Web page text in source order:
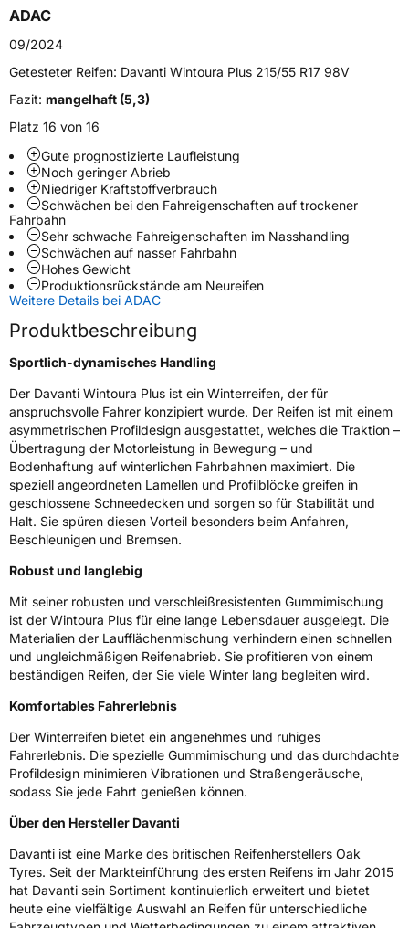
Fahrzeugtyp
Verwendung
ModellnameWintoura Plus
FahrzeugartPKW & SUV
Weitere Eigenschaften
SchlauchtypTL
Zustand Neureifen
M+SJa
EU Label
Effizienz
NasshaftungC
Rollgeräusch (Klasse) B
Rollgeräusch (dB) 71
FahrzeugklasseC1
3PMSF / Schneeflockensymbol / Alpine-SymbolJa
EPREL ID525330
Allgemeine Produktsicherheit (GPSR)
CS Amsterdam Netherlands, info@davanti-
tyres.com
ADAC
09/2024
Getesteter Reifen: Davanti Wintoura Plus 215/55 R17 98V
Fazit: mangelhaft (5,3)
Platz 16 von 16
Gute prognostizierte Laufleistung
Noch geringer Abrieb
Niedriger Kraftstoffverbrauch
Schwächen bei den Fahreigenschaften auf trockener
Fahrbahn
Sehr schwache Fahreigenschaften im Nasshandling
Schwächen auf nasser Fahrbahn
Hohes Gewicht
Produktionsrückstände am Neureifen
Weitere Details bei ADAC
Produktbeschreibung
Sportlich-dynamisches Handling
Der Davanti Wintoura Plus ist ein Winterreifen, der für
anspruchsvolle Fahrer konzipiert wurde. Der Reifen ist mit einem
asymmetrischen Profildesign ausgestattet, welches die Traktion –
Übertragung der Motorleistung in Bewegung – und
Bodenhaftung auf winterlichen Fahrbahnen maximiert. Die
speziell angeordneten Lamellen und Profilblöcke greifen in
geschlossene Schneedecken und sorgen so für Stabilität und
Halt. Sie spüren diesen Vorteil besonders beim Anfahren,
Beschleunigen und Bremsen.
Robust und langlebig
Mit seiner robusten und verschleißresistenten Gummimischung
ist der Wintoura Plus für eine lange Lebensdauer ausgelegt. Die
Materialien der Laufflächenmischung verhindern einen schnellen
und ungleichmäßigen Reifenabrieb. Sie profitieren von einem
beständigen Reifen, der Sie viele Winter lang begleiten wird.
Komfortables Fahrerlebnis
Der Winterreifen bietet ein angenehmes und ruhiges
Fahrerlebnis. Die spezielle Gummimischung und das durchdachte
Profildesign minimieren Vibrationen und Straßengeräusche,
sodass Sie jede Fahrt genießen können.
Über den Hersteller Davanti
Davanti ist eine Marke des britischen Reifenherstellers Oak
Tyres. Seit der Markteinführung des ersten Reifens im Jahr 2015
hat Davanti sein Sortiment kontinuierlich erweitert und bietet
heute eine vielfältige Auswahl an Reifen für unterschiedliche